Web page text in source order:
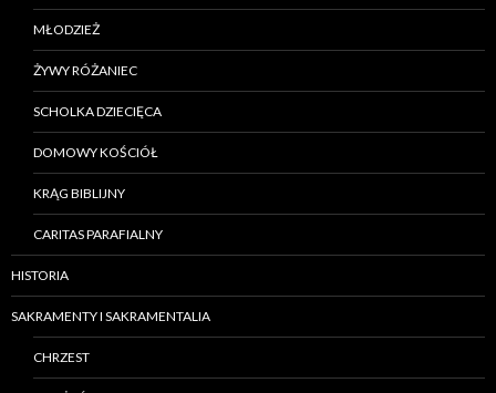
MŁODZIEŻ
ŻYWY RÓŻANIEC
SCHOLKA DZIECIĘCA
DOMOWY KOŚCIÓŁ
KRĄG BIBLIJNY
CARITAS PARAFIALNY
HISTORIA
SAKRAMENTY I SAKRAMENTALIA
CHRZEST